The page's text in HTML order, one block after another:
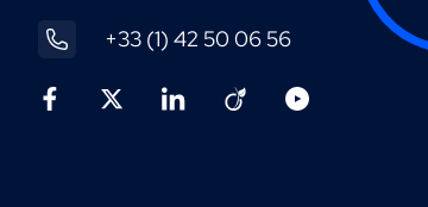
+33 (1) 42 50 06 56